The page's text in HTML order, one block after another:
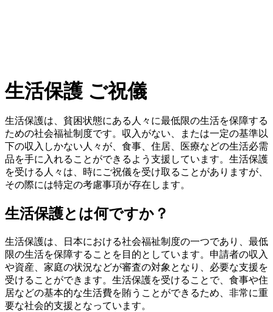
生活保護 ご祝儀
生活保護は、貧困状態にある人々に最低限の生活を保障する
ための社会福祉制度です。収入がない、または一定の基準以
下の収入しかない人々が、食事、住居、医療などの生活必需
品を手に入れることができるよう支援しています。生活保護
を受ける人々は、時にご祝儀を受け取ることがありますが、
その際には特定の考慮事項が存在します。
生活保護とは何ですか？
生活保護は、日本における社会福祉制度の一つであり、最低
限の生活を保障することを目的としています。申請者の収入
や資産、家庭の状況などが審査の対象となり、必要な支援を
受けることができます。生活保護を受けることで、食事や住
居などの基本的な生活費を賄うことができるため、非常に重
要な社会的支援となっています。